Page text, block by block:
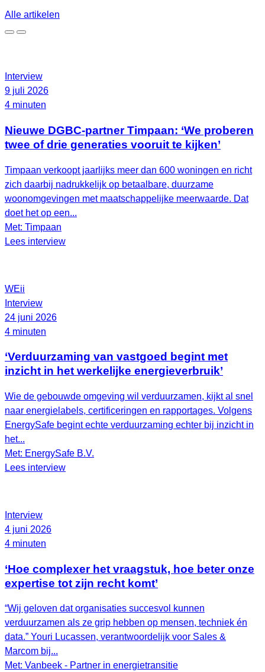
Alle artikelen
Interview
9 juli 2026
4 minuten
Nieuwe DGBC-partner Timpaan: ‘We proberen
twee of drie generaties vooruit te kijken’
Timpaan verkoopt jaarlijks meer dan 600 woningen en richt
zich daarbij nadrukkelijk op betaalbare, duurzame
woonomgevingen met maatschappelijke meerwaarde. Dat
doet het op een...
Met: Timpaan
Lees interview
WEii
Interview
24 juni 2026
4 minuten
‘Verduurzaming van vastgoed begint met
inzicht in het werkelijke energieverbruik’
Wie de gebouwde omgeving wil verduurzamen, kijkt al snel
naar energielabels, certificeringen en rapportages. Volgens
EnergySafe begint echte verduurzaming echter bij inzicht in
het...
Met: EnergySafe B.V.
Lees interview
Interview
4 juni 2026
4 minuten
‘Hoe complexer het vraagstuk, hoe beter onze
expertise tot zijn recht komt’
“Wij geloven dat organisaties succesvol kunnen
verduurzamen als ze grip hebben op mensen, techniek én
data.” Youri Lucassen, verantwoordelijk voor Sales &
Marcom bij...
Met: Vanbeek - Partner in energietransitie